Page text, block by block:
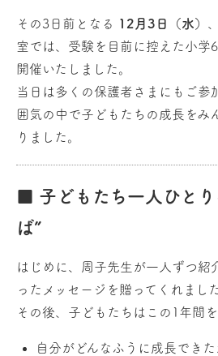
その3日前となる 12月3日（水）
室では、受験を目前に控えた小学
開催いたしました。
当日は多くの保護者さまにもご参
囲気の中で子どもたちの成長をみ
りました。
■ 子どもたち一人ひとり
ば”
はじめに、周子先生が一人ずつ紹
ったメッセージを贈ってくれました
その後、子どもたちはこの1年間を
自分がどんなふうに成長できた